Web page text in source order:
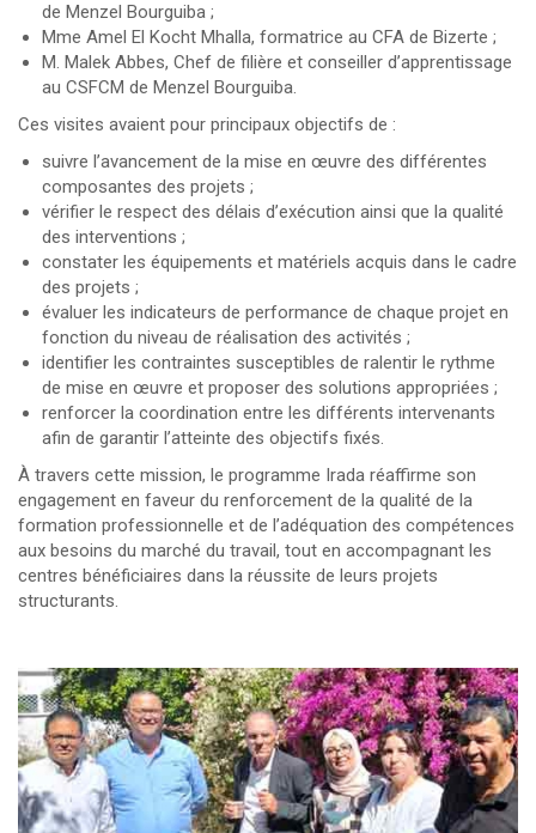
de Menzel Bourguiba ;
Mme Amel El Kocht Mhalla, formatrice au CFA de Bizerte ;
M. Malek Abbes, Chef de filière et conseiller d’apprentissage
au CSFCM de Menzel Bourguiba.
Ces visites avaient pour principaux objectifs de :
suivre l’avancement de la mise en œuvre des différentes
composantes des projets ;
vérifier le respect des délais d’exécution ainsi que la qualité
des interventions ;
constater les équipements et matériels acquis dans le cadre
des projets ;
évaluer les indicateurs de performance de chaque projet en
fonction du niveau de réalisation des activités ;
identifier les contraintes susceptibles de ralentir le rythme
de mise en œuvre et proposer des solutions appropriées ;
renforcer la coordination entre les différents intervenants
afin de garantir l’atteinte des objectifs fixés.
À travers cette mission, le programme Irada réaffirme son
engagement en faveur du renforcement de la qualité de la
formation professionnelle et de l’adéquation des compétences
aux besoins du marché du travail, tout en accompagnant les
centres bénéficiaires dans la réussite de leurs projets
structurants.